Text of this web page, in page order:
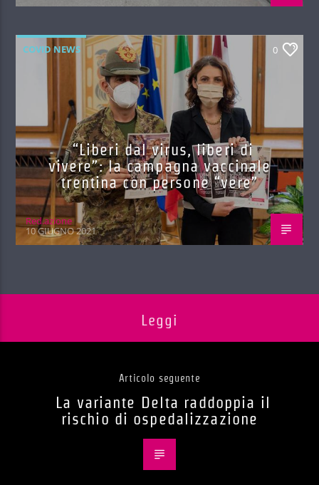
COVID NEWS 0
“Liberi dal virus, liberi di
vivere”: la campagna vaccinale
trentina con persone “vere”
Red.azione
10 GIUGNO 2021
Leggi
Articolo seguente
La variante Delta raddoppia il
rischio di ospedalizzazione